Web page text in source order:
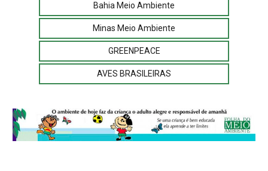
Bahia Meio Ambiente
Minas Meio Ambiente
GREENPEACE
AVES BRASILEIRAS